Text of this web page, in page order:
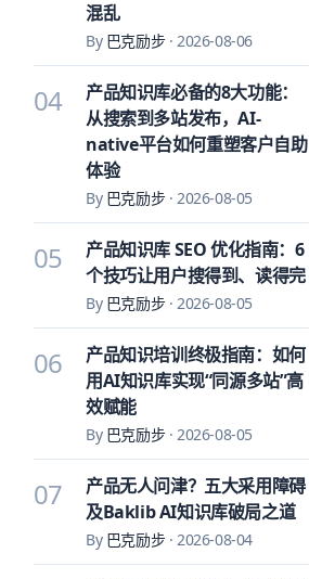
混乱
By 巴克励步·2026-08-06
04
产品知识库必备的8大功能：
从搜索到多站发布，AI-
native平台如何重塑客户自助
体验
By 巴克励步·2026-08-05
05
产品知识库 SEO 优化指南：6
个技巧让用户搜得到、读得完
By 巴克励步·2026-08-05
06
产品知识培训终极指南：如何
用AI知识库实现“同源多站”高
效赋能
By 巴克励步·2026-08-05
07
产品无人问津？五大采用障碍
及Baklib AI知识库破局之道
By 巴克励步·2026-08-04